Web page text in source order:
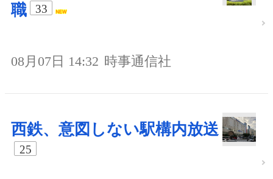
職
33
08月07日 14:32 時事通信社
西鉄、意図しない駅構内放送
25